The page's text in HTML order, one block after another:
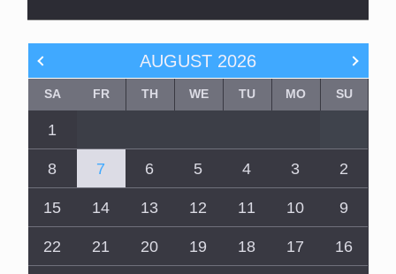
AUGUST 2026
SU
MO
TU
WE
TH
FR
SA
1
2
3
4
5
6
7
8
9
10
11
12
13
14
15
16
17
18
19
20
21
22